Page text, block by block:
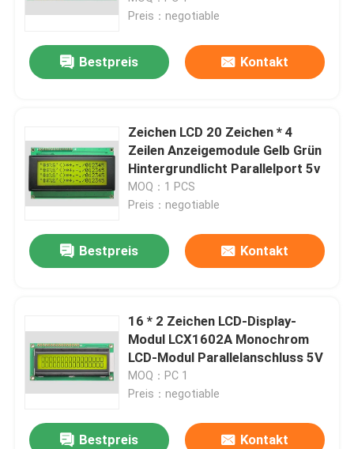
Preis：negotiable
Bestpreis Kontakt
Zeichen LCD 20 Zeichen * 4
Zeilen Anzeigemodule Gelb Grün
Hintergrundlicht Parallelport 5v
MOQ：1 PCS
Preis：negotiable
Bestpreis Kontakt
16 * 2 Zeichen LCD-Display-
Modul LCX1602A Monochrom
LCD-Modul Parallelanschluss 5V
MOQ：PC 1
Preis：negotiable
Bestpreis Kontakt